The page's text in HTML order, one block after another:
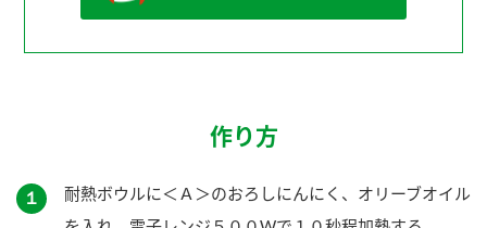
作り方
１
耐熱ボウルに＜Ａ＞のおろしにんにく、オリーブオイル